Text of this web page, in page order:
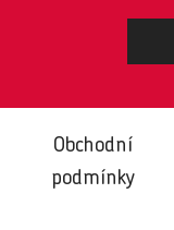
Obchodní
podmínky